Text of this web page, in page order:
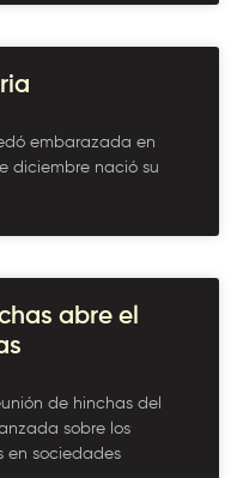
embarazada en
diciembre nació su
abre el
de hinchas del
sobre los
en sociedades